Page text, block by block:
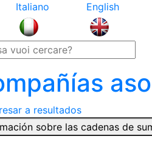
Italiano
English
a resultados
sobre las cadenas de